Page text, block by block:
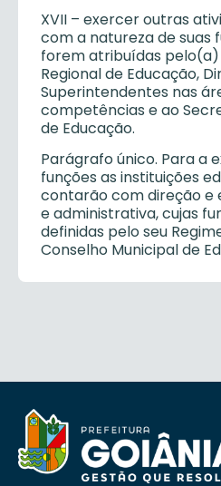
XVII – exercer outras
com a natureza de suas
forem atribuídas
Regional de Educação,
Superintendentes nas
competências e ao
de Educação.
Parágrafo único. Para a
funções as instituições
contarão com direção e
e administrativa, cujas
definidas pelo seu
Conselho Municipal de